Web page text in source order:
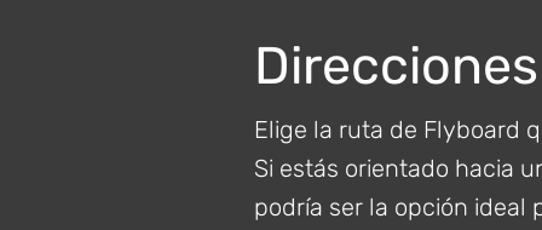
Elige la ruta de Flyboard
Si estás orientado hacia
podría ser la opción ideal